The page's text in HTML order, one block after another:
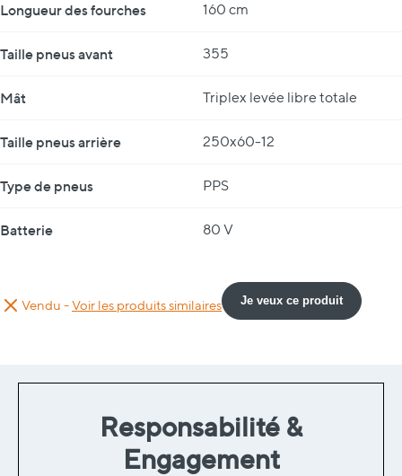
Longueur des fourches 160 cm
Taille pneus avant 355
Mât Triplex levée libre totale
Taille pneus arrière 250x60-12
Type de pneus PPS
Batterie 80 V
Vendu -Voir les produits similaires Je veux ce produit
Responsabilité &
Engagement